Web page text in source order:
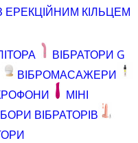
КІЛЬЦЕМ
ВІБРАТОРИ G
ВІБРОМАСАЖЕРИ
МІНІ
ВІБРАТОРІВ